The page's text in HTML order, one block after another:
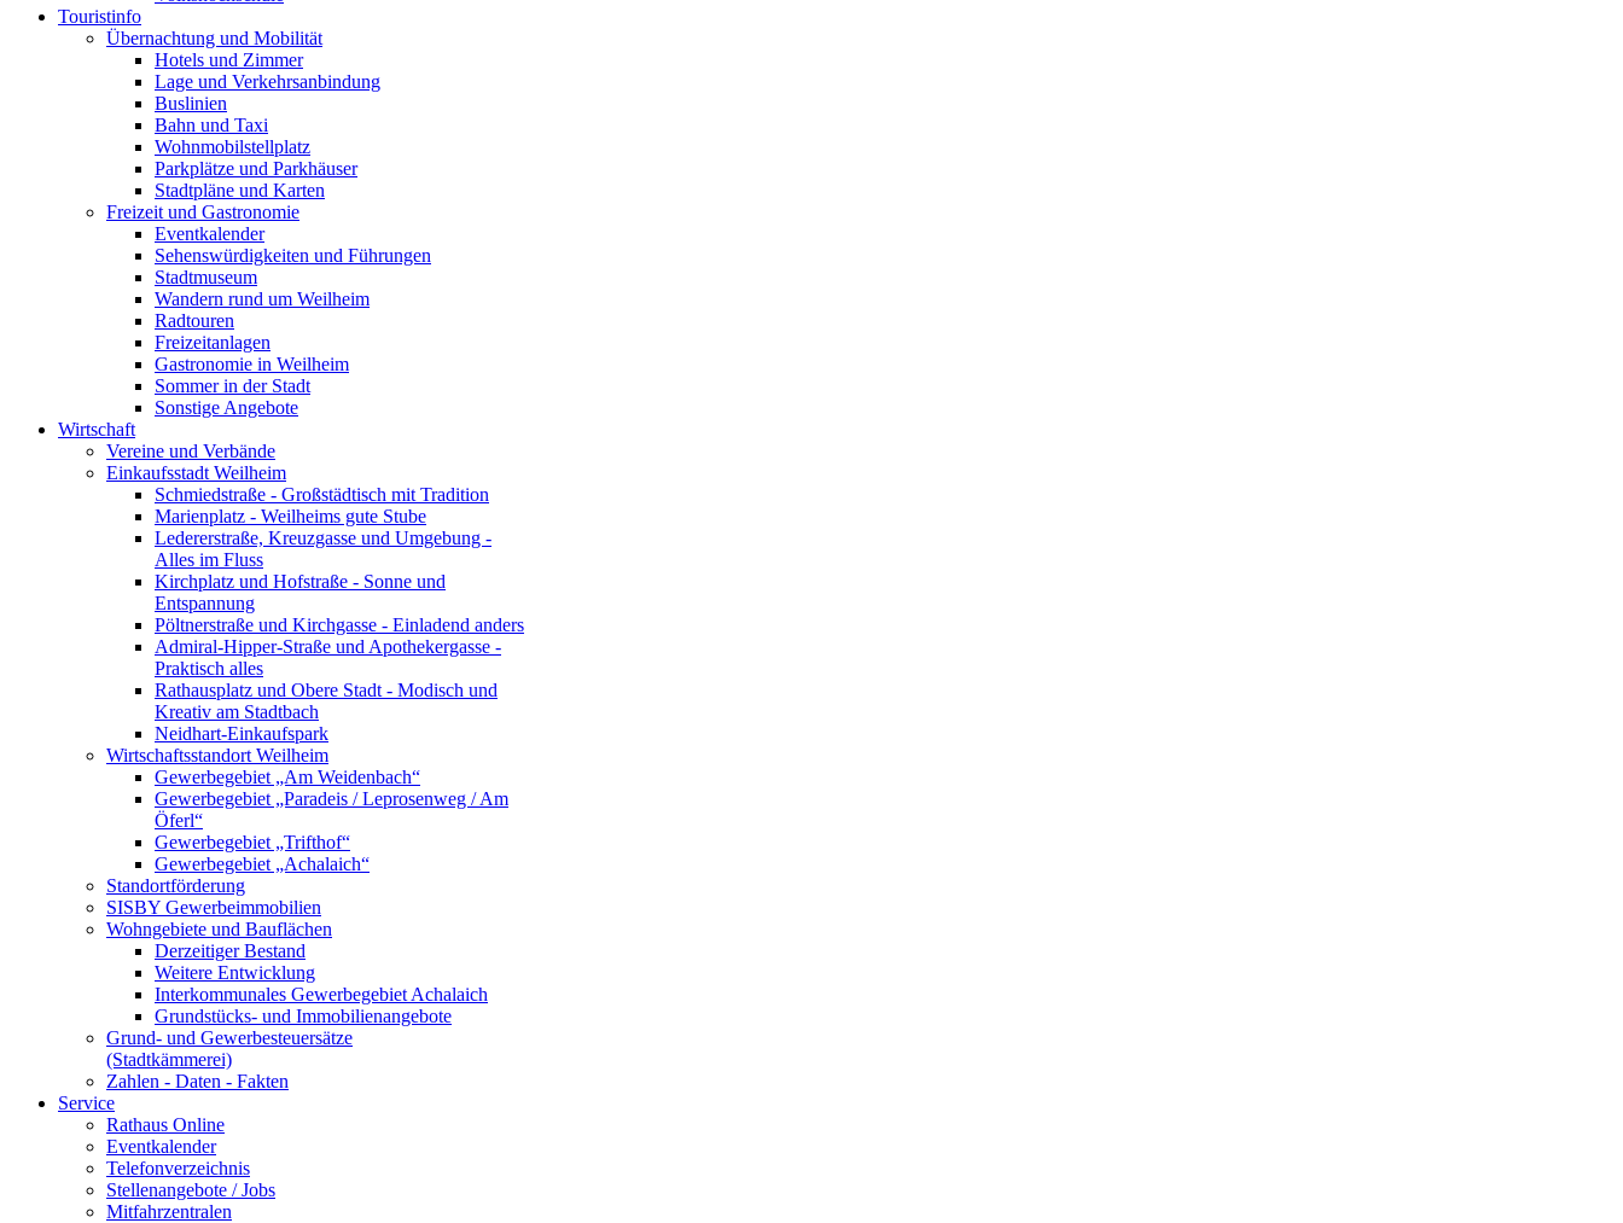
Touristinfo
Übernachtung und Mobilität
Hotels und Zimmer
Lage und Verkehrsanbindung
Buslinien
Bahn und Taxi
Wohnmobilstellplatz
Parkplätze und Parkhäuser
Stadtpläne und Karten
Freizeit und Gastronomie
Eventkalender
Sehenswürdigkeiten und Führungen
Stadtmuseum
Wandern rund um Weilheim
Radtouren
Freizeitanlagen
Gastronomie in Weilheim
Sommer in der Stadt
Sonstige Angebote
Wirtschaft
Vereine und Verbände
Einkaufsstadt Weilheim
Schmiedstraße - Großstädtisch mit Tradition
Marienplatz - Weilheims gute Stube
Ledererstraße, Kreuzgasse und Umgebung -
Alles im Fluss
Kirchplatz und Hofstraße - Sonne und
Entspannung
Pöltnerstraße und Kirchgasse - Einladend anders
Admiral-Hipper-Straße und Apothekergasse -
Praktisch alles
Rathausplatz und Obere Stadt - Modisch und
Kreativ am Stadtbach
Neidhart-Einkaufspark
Wirtschaftsstandort Weilheim
Gewerbegebiet „Am Weidenbach“
Gewerbegebiet „Paradeis / Leprosenweg / Am
Öferl“
Gewerbegebiet „Trifthof“
Gewerbegebiet „Achalaich“
Standortförderung
SISBY Gewerbeimmobilien
Wohngebiete und Bauflächen
Derzeitiger Bestand
Weitere Entwicklung
Interkommunales Gewerbegebiet Achalaich
Grundstücks- und Immobilienangebote
Grund- und Gewerbesteuersätze
(Stadtkämmerei)
Zahlen - Daten - Fakten
Service
Rathaus Online
Eventkalender
Telefonverzeichnis
Stellenangebote / Jobs
Mitfahrzentralen